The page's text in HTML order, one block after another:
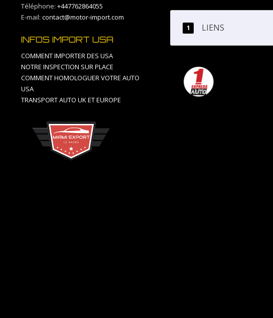
Téléphone: +447762864055
E-mail: contact@motor-import.com
INFOS IMPORT USA
COMMENT IMPORTER DES USA
NOTRE INSPECTION SUR PLACE
COMMENT HOMOLOGUER VOTRE AUTO
USA
TRANSPORT AUTO UK ET EUROPE
LIENS